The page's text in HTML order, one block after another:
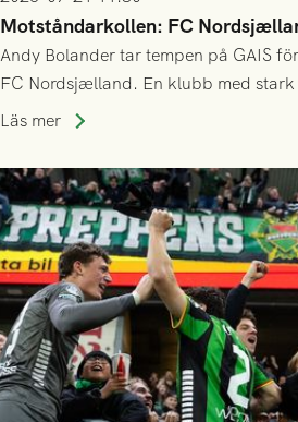
Motståndarkollen: FC
Andy Bolander tar tempen på GAIS
FC Nordsjælland. En klubb med stark
publiksnitt, ett lag med både kollektiv
Läs mer